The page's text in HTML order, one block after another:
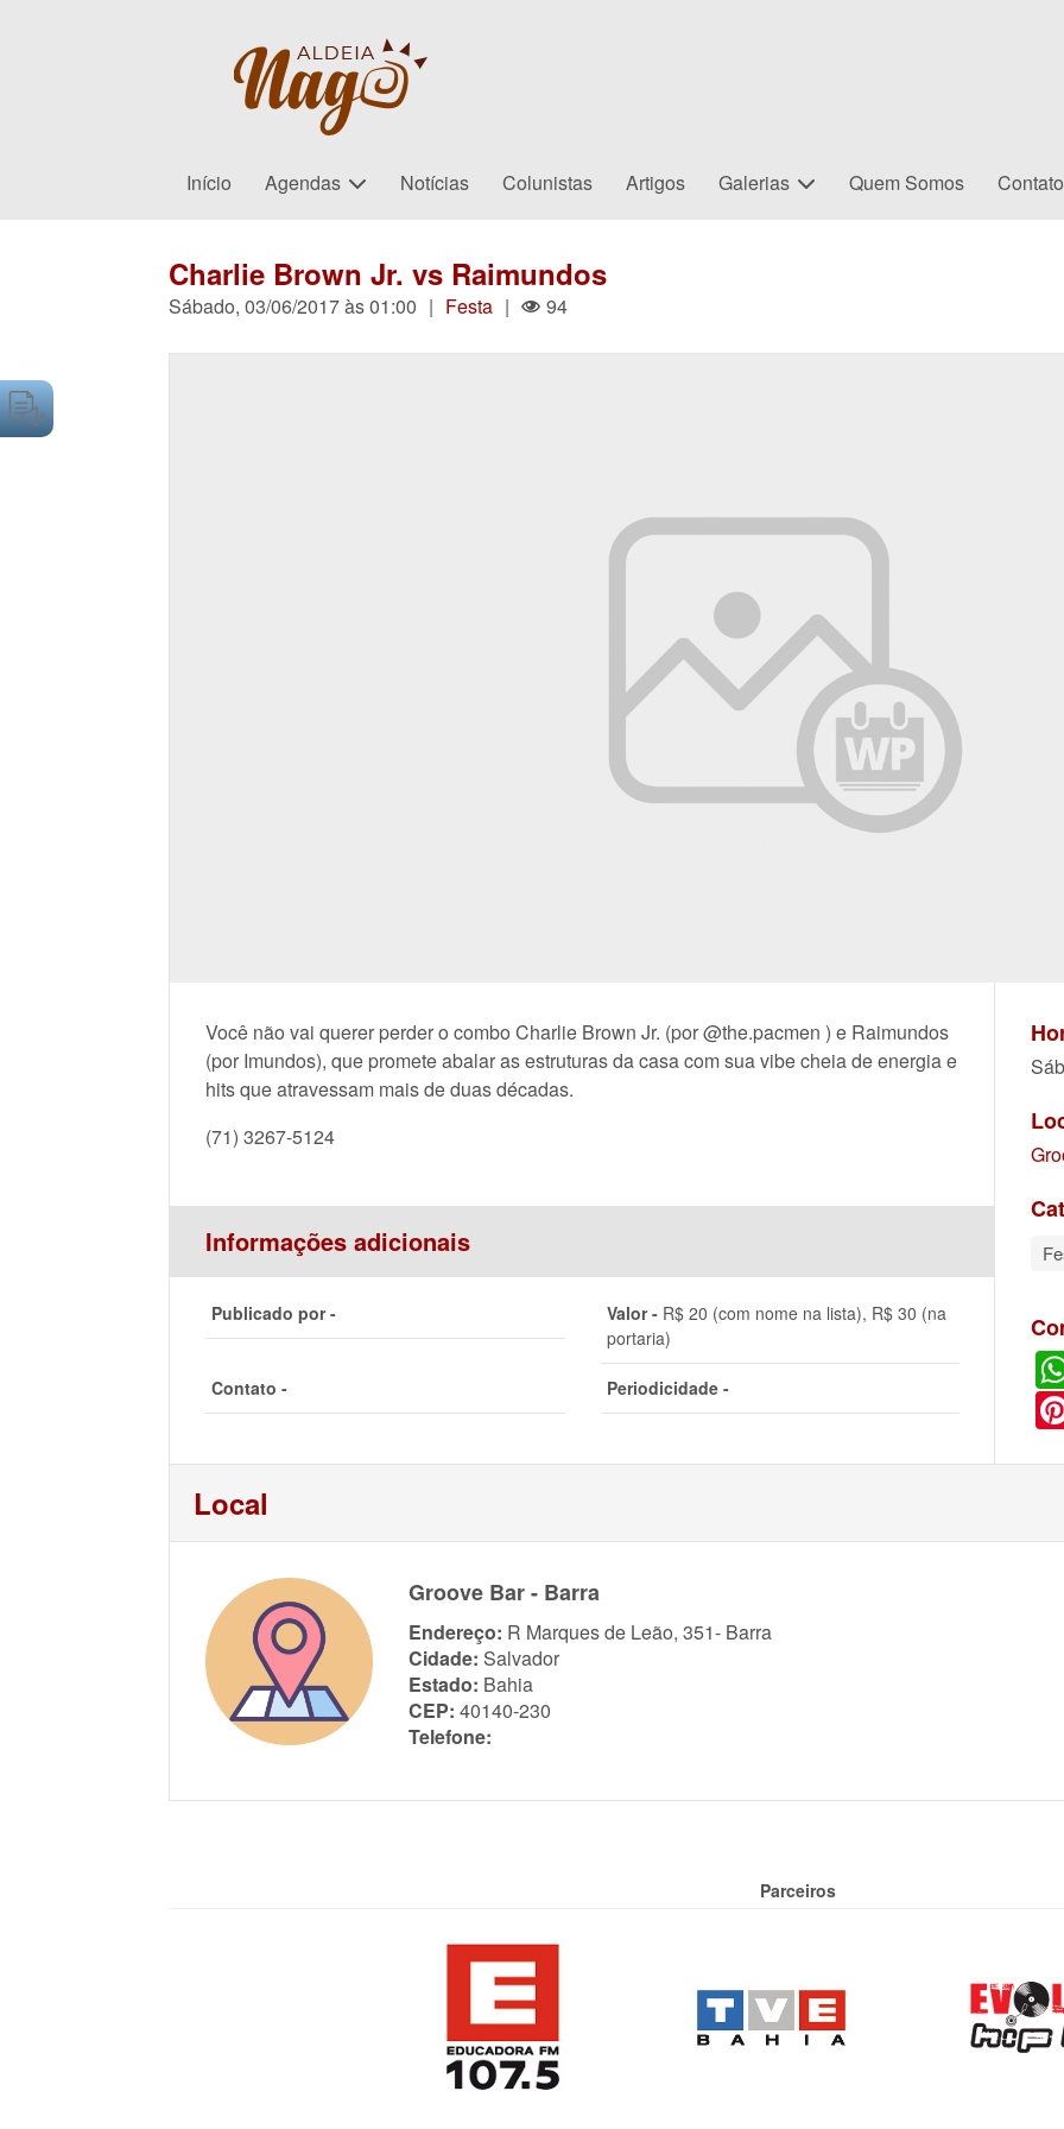
Início Agendas Notícias Colunistas Artigos Galerias Quem Somos Contato
Charlie Brown Jr. vs Raimundos
Sábado, 03/06/2017 às 01:00 | Festa | 94
Você não vai querer perder o combo Charlie Brown Jr. (por @the.pacmen ) e Raimundos
(por Imundos), que promete abalar as estruturas da casa com sua vibe cheia de energia e
hits que atravessam mais de duas décadas.
(71) 3267-5124
Informações adicionais
Publicado por - Valor -R$ 20 (com nome na lista), R$ 30 (na
portaria)
Contato - Periodicidade -
Local
Groove Bar - Barra
Endereço: R Marques de Leão, 351- Barra
Cidade: Salvador
Estado: Bahia
CEP: 40140-230
Telefone:
Parceiros